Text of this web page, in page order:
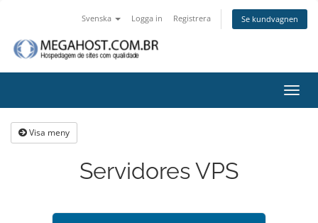
Svenska Logga in Registrera Se kundvagnen
Växla
Visa meny
Servidores VPS